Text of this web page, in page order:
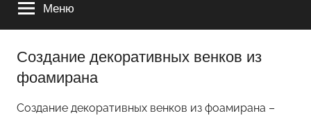
Меню
Создание декоративных венков из
фоамирана
Создание декоративных венков из фоамирана –